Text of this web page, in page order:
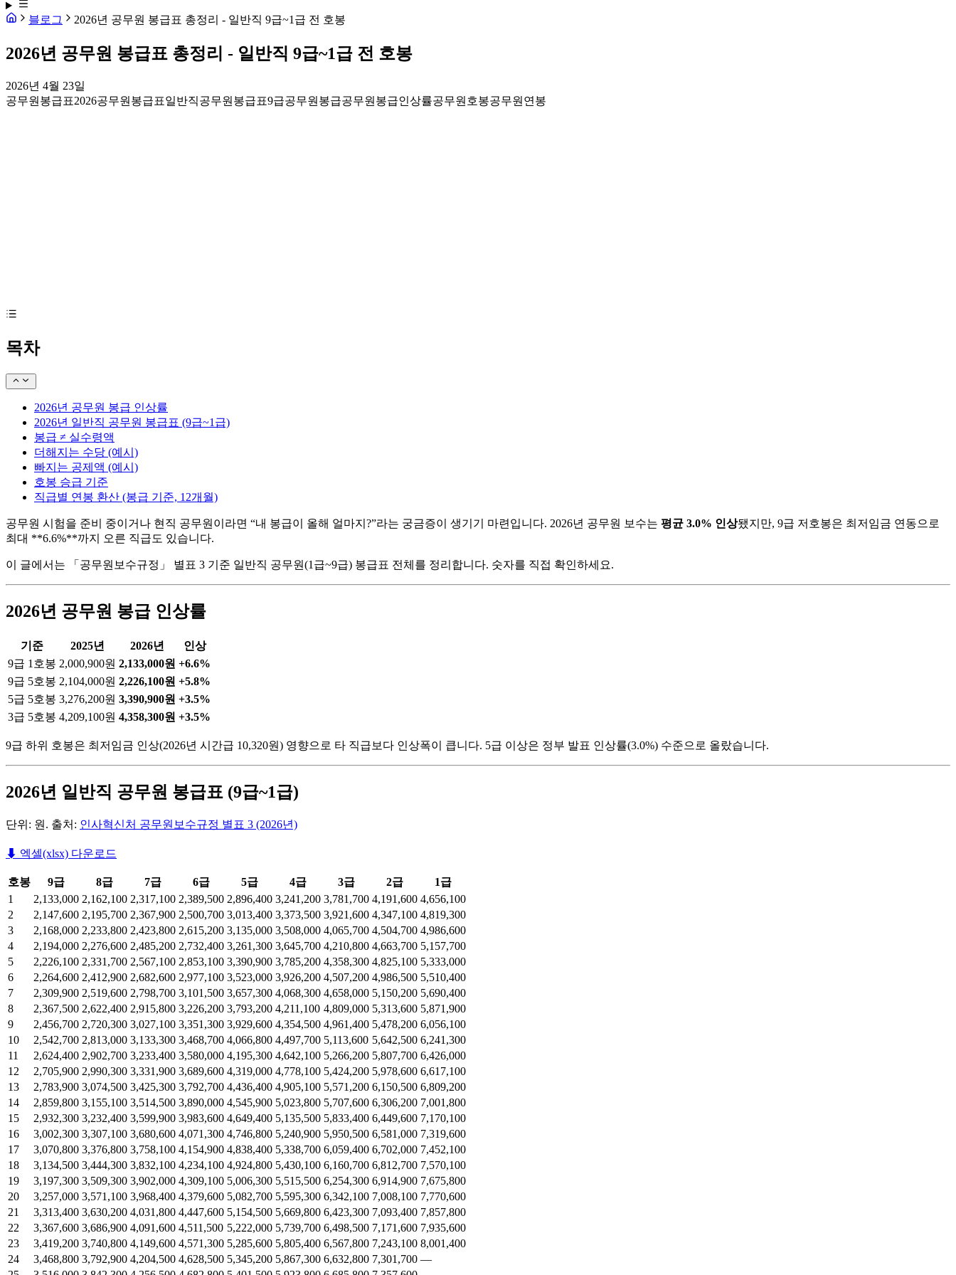
블로그 2026년 공무원 봉급표 총정리 - 일반직 9급~1급 전 호봉
2026년 공무원 봉급표 총정리 - 일반직 9급~1급 전 호봉
2026년 4월 23일
공무원봉급표2026공무원봉급표일반직공무원봉급표9급공무원봉급공무원봉급인상률공무원호봉공무원연봉
목차
2026년 공무원 봉급 인상률
2026년 일반직 공무원 봉급표 (9급~1급)
봉급 ≠ 실수령액
더해지는 수당 (예시)
빠지는 공제액 (예시)
호봉 승급 기준
직급별 연봉 환산 (봉급 기준, 12개월)
공무원 시험을 준비 중이거나 현직 공무원이라면 “내 봉급이 올해 얼마지?”라는 궁금증이 생기기 마련입니다. 2026년 공무원 보수는 평균 3.0% 인상됐지만, 9급 저호봉은 최저임금 연동으로
최대 **6.6%**까지 오른 직급도 있습니다.
이 글에서는 「공무원보수규정」 별표 3 기준 일반직 공무원(1급~9급) 봉급표 전체를 정리합니다. 숫자를 직접 확인하세요.
2026년 공무원 봉급 인상률
기준 2025년 2026년
인상
9급 1호봉 2,000,900원 2,133,000원 +6.6%
9급 5호봉 2,104,000원 2,226,100원 +5.8%
5급 5호봉 3,276,200원 3,390,900원 +3.5%
3급 5호봉 4,209,100원 4,358,300원 +3.5%
9급 하위 호봉은 최저임금 인상(2026년 시간급 10,320원) 영향으로 타 직급보다 인상폭이 큽니다. 5급 이상은 정부 발표 인상률(3.0%) 수준으로 올랐습니다.
2026년 일반직 공무원 봉급표 (9급~1급)
단위: 원. 출처: 인사혁신처 공무원보수규정 별표 3 (2026년)
⬇ 엑셀(xlsx) 다운로드
호봉 9급 8급 7급 6급 5급 4급 3급 2급
1급
1
2,133,000 2,162,100 2,317,100 2,389,500 2,896,400 3,241,200 3,781,700 4,191,600 4,656,100
2
2,147,600 2,195,700 2,367,900 2,500,700 3,013,400 3,373,500 3,921,600 4,347,100 4,819,300
3
2,168,000 2,233,800 2,423,800 2,615,200 3,135,000 3,508,000 4,065,700 4,504,700 4,986,600
4
2,194,000 2,276,600 2,485,200 2,732,400 3,261,300 3,645,700 4,210,800 4,663,700 5,157,700
5
2,226,100 2,331,700 2,567,100 2,853,100 3,390,900 3,785,200 4,358,300 4,825,100 5,333,000
6
2,264,600 2,412,900 2,682,600 2,977,100 3,523,000 3,926,200 4,507,200 4,986,500 5,510,400
7
2,309,900 2,519,600 2,798,700 3,101,500 3,657,300 4,068,300 4,658,000 5,150,200 5,690,400
8
2,367,500 2,622,400 2,915,800 3,226,200 3,793,200 4,211,100 4,809,000 5,313,600 5,871,900
9
2,456,700 2,720,300 3,027,100 3,351,300 3,929,600 4,354,500 4,961,400 5,478,200 6,056,100
10
2,542,700 2,813,000 3,133,300 3,468,700 4,066,800 4,497,700 5,113,600 5,642,500 6,241,300
11
2,624,400 2,902,700 3,233,400 3,580,000 4,195,300 4,642,100 5,266,200 5,807,700 6,426,000
12
2,705,900 2,990,300 3,331,900 3,689,600 4,319,000 4,778,100 5,424,200 5,978,600 6,617,100
13
2,783,900 3,074,500 3,425,300 3,792,700 4,436,400 4,905,100 5,571,200 6,150,500 6,809,200
14
2,859,800 3,155,100 3,514,500 3,890,000 4,545,900 5,023,800 5,707,600 6,306,200 7,001,800
15
2,932,300 3,232,400 3,599,900 3,983,600 4,649,400 5,135,500 5,833,400 6,449,600 7,170,100
16
3,002,300 3,307,100 3,680,600 4,071,300 4,746,800 5,240,900 5,950,500 6,581,000 7,319,600
17
3,070,800 3,376,800 3,758,100 4,154,900 4,838,400 5,338,700 6,059,400 6,702,000 7,452,100
18
3,134,500 3,444,300 3,832,100 4,234,100 4,924,800 5,430,100 6,160,700 6,812,700 7,570,100
19
3,197,300 3,509,300 3,902,000 4,309,100 5,006,300 5,515,500 6,254,300 6,914,900 7,675,800
20
3,257,000 3,571,100 3,968,400 4,379,600 5,082,700 5,595,300 6,342,100 7,008,100 7,770,600
21
3,313,400 3,630,200 4,031,800 4,447,600 5,154,500 5,669,800 6,423,300 7,093,400 7,857,800
22
3,367,600 3,686,900 4,091,600 4,511,500 5,222,000 5,739,700 6,498,500 7,171,600 7,935,600
23
3,419,200 3,740,800 4,149,600 4,571,300 5,285,600 5,805,400 6,567,800 7,243,100 8,001,400
24
3,468,800 3,792,900 4,204,500 4,628,500 5,345,200 5,867,300 6,632,800 7,301,700 —